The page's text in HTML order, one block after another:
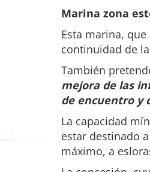
Marina zona
Esta marina,
continuidad de
También
mejora de las
de encuentro y
La capacidad
estar destinado
máximo, a